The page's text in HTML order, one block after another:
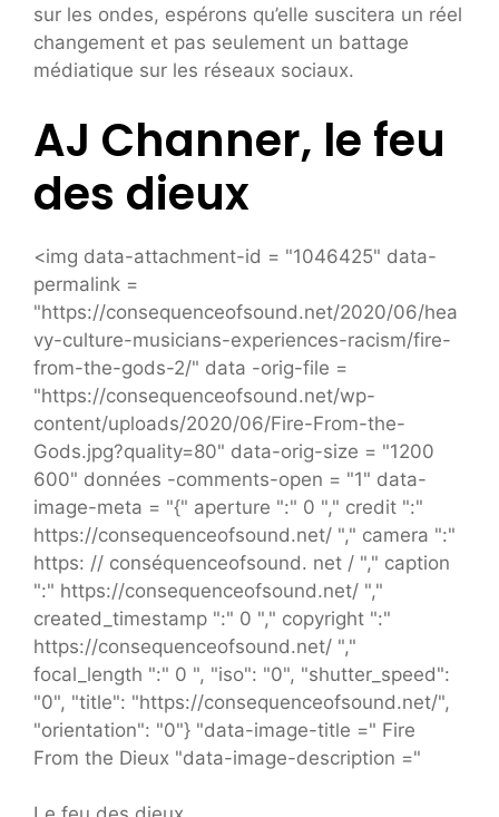
sur les ondes, espérons qu’elle suscitera un réel
changement et pas seulement un battage
médiatique sur les réseaux sociaux.
AJ Channer, le feu
des dieux
<img data-attachment-id = "1046425" data-
permalink =
"https://consequenceofsound.net/2020/06/hea
vy-culture-musicians-experiences-racism/fire-
from-the-gods-2/" data -orig-file =
"https://consequenceofsound.net/wp-
content/uploads/2020/06/Fire-From-the-
Gods.jpg?quality=80" data-orig-size = "1200
600" données -comments-open = "1" data-
image-meta = "{" aperture ":" 0 "," credit ":"
https://consequenceofsound.net/ "," camera ":"
https: // conséquenceofsound. net / "," caption
":" https://consequenceofsound.net/ ","
created_timestamp ":" 0 "," copyright ":"
https://consequenceofsound.net/ ","
focal_length ":" 0 ", "iso": "0", "shutter_speed":
"0", "title": "https://consequenceofsound.net/",
"orientation": "0"} "data-image-title =" Fire
From the Dieux "data-image-description ="